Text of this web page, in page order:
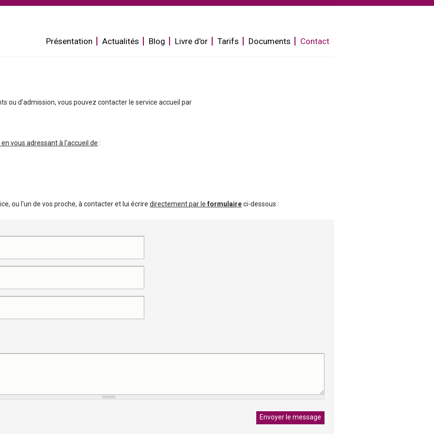
contenu
Présentation Actualités Blog Livre d'or Tarifs Documents Contact
ou d’admission, vous pouvez contacter le service accueil par
en vous adressant à l'accueil de :
ou l'un de vos proche, à contacter et lui écrire directement par leformulaireci-dessous :